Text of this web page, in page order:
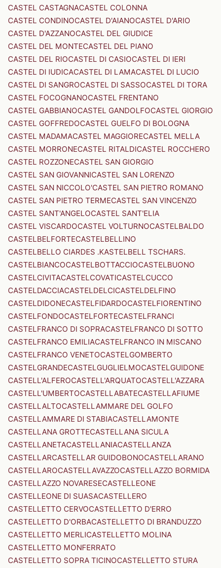
CASTEL CASTAGNACASTEL COLONNA
CASTEL CONDINOCASTEL D'AIANOCASTEL D'ARIO
CASTEL D'AZZANOCASTEL DEL GIUDICE
CASTEL DEL MONTECASTEL DEL PIANO
CASTEL DEL RIOCASTEL DI CASIOCASTEL DI IERI
CASTEL DI IUDICACASTEL DI LAMACASTEL DI LUCIO
CASTEL DI SANGROCASTEL DI SASSOCASTEL DI TORA
CASTEL FOCOGNANOCASTEL FRENTANO
CASTEL GABBIANOCASTEL GANDOLFOCASTEL GIORGIO
CASTEL GOFFREDOCASTEL GUELFO DI BOLOGNA
CASTEL MADAMACASTEL MAGGIORECASTEL MELLA
CASTEL MORRONECASTEL RITALDICASTEL ROCCHERO
CASTEL ROZZONECASTEL SAN GIORGIO
CASTEL SAN GIOVANNICASTEL SAN LORENZO
CASTEL SAN NICCOLO'CASTEL SAN PIETRO ROMANO
CASTEL SAN PIETRO TERMECASTEL SAN VINCENZO
CASTEL SANT'ANGELOCASTEL SANT'ELIA
CASTEL VISCARDOCASTEL VOLTURNOCASTELBALDO
CASTELBELFORTECASTELBELLINO
CASTELBELLO CIARDES .KASTELBELL TSCHARS.
CASTELBIANCOCASTELBOTTACCIOCASTELBUONO
CASTELCIVITACASTELCOVATICASTELCUCCO
CASTELDACCIACASTELDELCICASTELDELFINO
CASTELDIDONECASTELFIDARDOCASTELFIORENTINO
CASTELFONDOCASTELFORTECASTELFRANCI
CASTELFRANCO DI SOPRACASTELFRANCO DI SOTTO
CASTELFRANCO EMILIACASTELFRANCO IN MISCANO
CASTELFRANCO VENETOCASTELGOMBERTO
CASTELGRANDECASTELGUGLIELMOCASTELGUIDONE
CASTELL'ALFEROCASTELL'ARQUATOCASTELL'AZZARA
CASTELL'UMBERTOCASTELLABATECASTELLAFIUME
CASTELLALTOCASTELLAMMARE DEL GOLFO
CASTELLAMMARE DI STABIACASTELLAMONTE
CASTELLANA GROTTECASTELLANA SICULA
CASTELLANETACASTELLANIACASTELLANZA
CASTELLARCASTELLAR GUIDOBONOCASTELLARANO
CASTELLAROCASTELLAVAZZOCASTELLAZZO BORMIDA
CASTELLAZZO NOVARESECASTELLEONE
CASTELLEONE DI SUASACASTELLERO
CASTELLETTO CERVOCASTELLETTO D'ERRO
CASTELLETTO D'ORBACASTELLETTO DI BRANDUZZO
CASTELLETTO MERLICASTELLETTO MOLINA
CASTELLETTO MONFERRATO
CASTELLETTO SOPRA TICINOCASTELLETTO STURA